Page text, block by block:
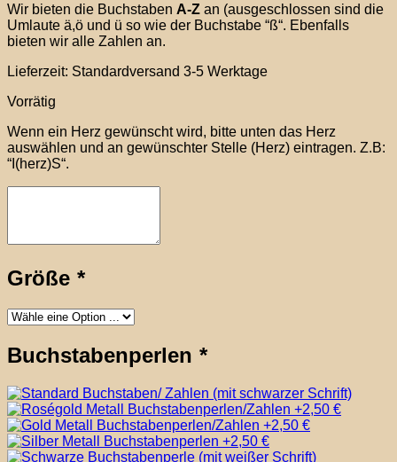
Wir bieten die Buchstaben A-Z an (ausgeschlossen sind die
Umlaute ä,ö und ü so wie der Buchstabe “ß“. Ebenfalls
bieten wir alle Zahlen an.
Lieferzeit: Standardversand 3-5 Werktage
Vorrätig
Wenn ein Herz gewünscht wird, bitte unten das Herz
auswählen und an gewünschter Stelle (Herz) eintragen. Z.B:
“I(herz)S“.
Größe *
Buchstabenperlen *